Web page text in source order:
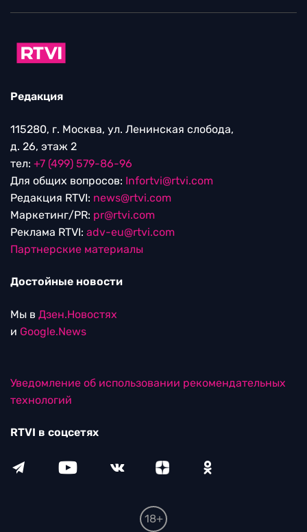
Редакция
115280, г. Москва, ул. Ленинская слобода,
д. 26, этаж 2
тел: +7 (499) 579-86-96
Для общих вопросов: Infortvi@rtvi.com
Редакция RTVI: news@rtvi.com
Маркетинг/PR: pr@rtvi.com
Реклама RTVI: adv-eu@rtvi.com
Партнерские материалы
Достойные новости
Мы в Дзен.Новостях
и Google.News
Уведомление об использовании рекомендательных
технологий
RTVI в соцсетях
18+